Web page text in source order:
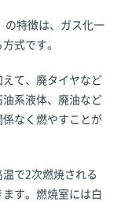
の特徴は、ガス化一
式です。
て、廃タイヤなど
系液体、廃油など
なく燃やすことが
で2次燃焼される
す。燃焼室には白